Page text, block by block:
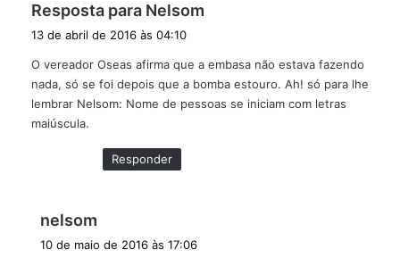
Resposta para Nelsom
s
e
:
13 de abril de 2016 às 04:10
O vereador Oseas afirma que a embasa não estava fazendo
nada, só se foi depois que a bomba estouro. Ah! só para lhe
lembrar Nelsom: Nome de pessoas se iniciam com letras
maiúscula.
Responder
nelsom
10 de maio de 2016 às 17:06